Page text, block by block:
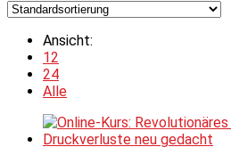
Ansicht:
12
24
Alle